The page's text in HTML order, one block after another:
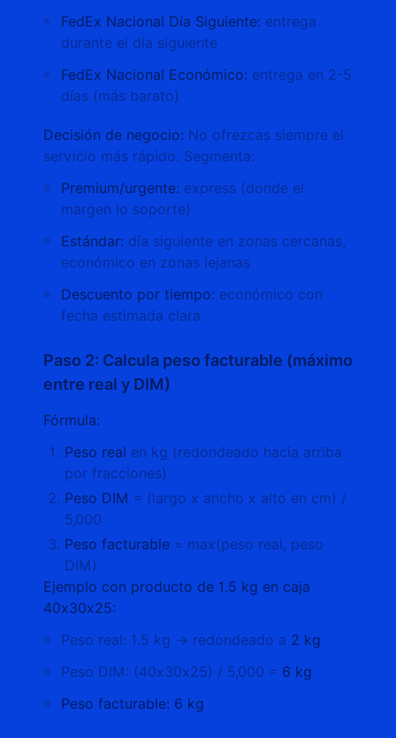
FedEx Nacional Día Siguiente: entrega
durante el día siguiente
FedEx Nacional Económico: entrega en 2-5
días (más barato)
Decisión de negocio: No ofrezcas siempre el
servicio más rápido. Segmenta:
Premium/urgente: express (donde el
margen lo soporte)
Estándar: día siguiente en zonas cercanas,
económico en zonas lejanas
Descuento por tiempo: económico con
fecha estimada clara
Paso 2: Calcula peso facturable (máximo
entre real y DIM)
Fórmula:
Peso real en kg (redondeado hacia arriba
por fracciones)
Peso DIM = (largo x ancho x alto en cm) /
5,000
Peso facturable = max(peso real, peso
DIM)
Ejemplo con producto de 1.5 kg en caja
40x30x25:
Peso real: 1.5 kg → redondeado a 2 kg
Peso DIM: (40x30x25) / 5,000 = 6 kg
Peso facturable: 6 kg